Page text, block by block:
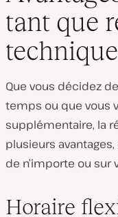
tant que
Que vous décidez
temps ou que vous
supplémentaire, la
plusieurs
de n’importe ou sur
Horaire